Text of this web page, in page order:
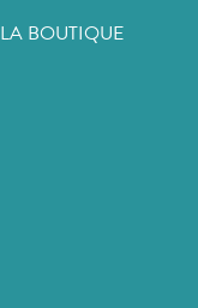
LA BOUTIQUE